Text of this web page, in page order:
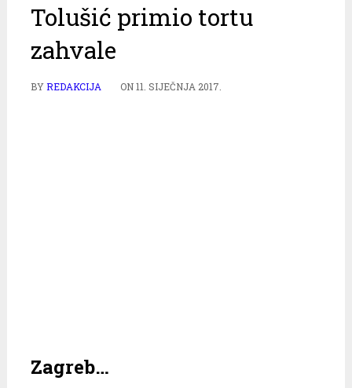
Tolušić primio tortu
zahvale
BYREDAKCIJA ON11. SIJEČNJA 2017.
Zagreb…